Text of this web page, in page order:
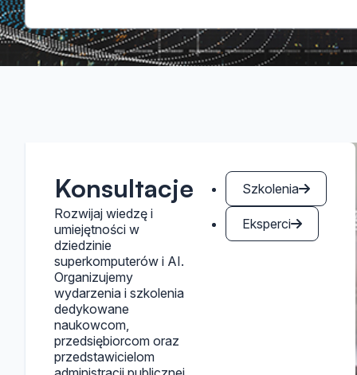
Konsultacje
Rozwijaj wiedzę i
umiejętności w
dziedzinie
superkomputerów i AI.
Organizujemy
wydarzenia i szkolenia
dedykowane
naukowcom,
przedsiębiorcom oraz
przedstawicielom
Szkolenia
Eksperci